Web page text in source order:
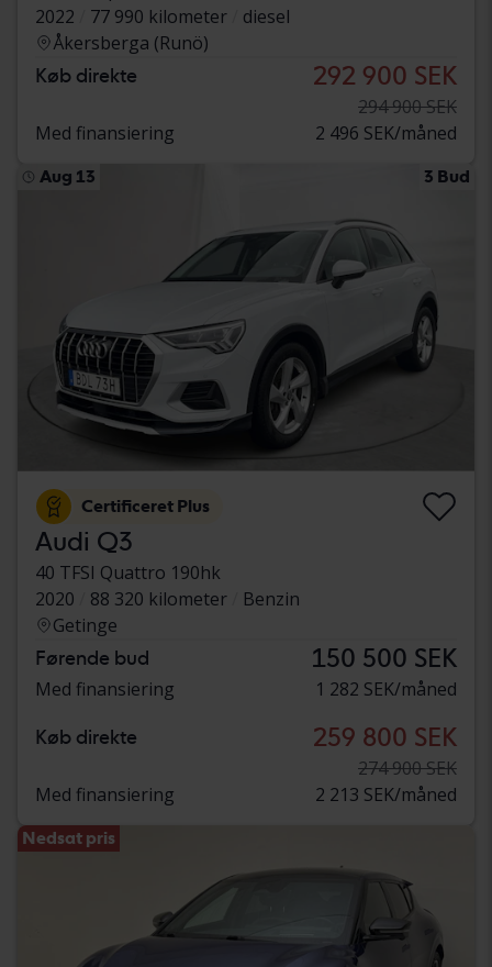
2022
77 990 kilometer
diesel
Åkersberga (Runö)
Køb direkte 292 900 SEK
294 900 SEK
Med finansiering
2 496 SEK/måned
Aug 13 3 Bud
Certificeret Plus
Audi Q3
40 TFSI Quattro 190hk
2020
88 320 kilometer
Benzin
Getinge
Førende bud 150 500 SEK
Med finansiering 1 282 SEK/måned
Køb direkte 259 800 SEK
274 900 SEK
Med finansiering
2 213 SEK/måned
Nedsat pris